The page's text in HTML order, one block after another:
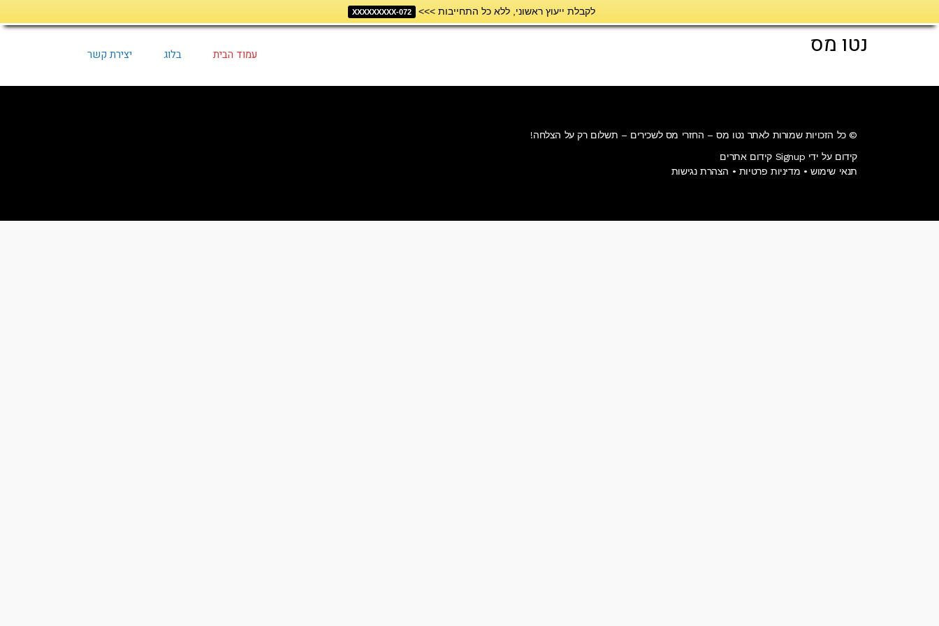
לקבלת ייעוץ ראשוני, ללא כל התחייבות >>> 072-XXXXXXXXX
לתוכן
נטו מס עמוד הבית בלוג יצירת קשר
© כל הזכויות שמורות לאתר נטו מס – החזרי מס לשכירים – תשלום רק על הצלחה!
קידום על ידי Signup קידום אתרים
תנאי שימוש • מדיניות פרטיות • הצהרת נגישות